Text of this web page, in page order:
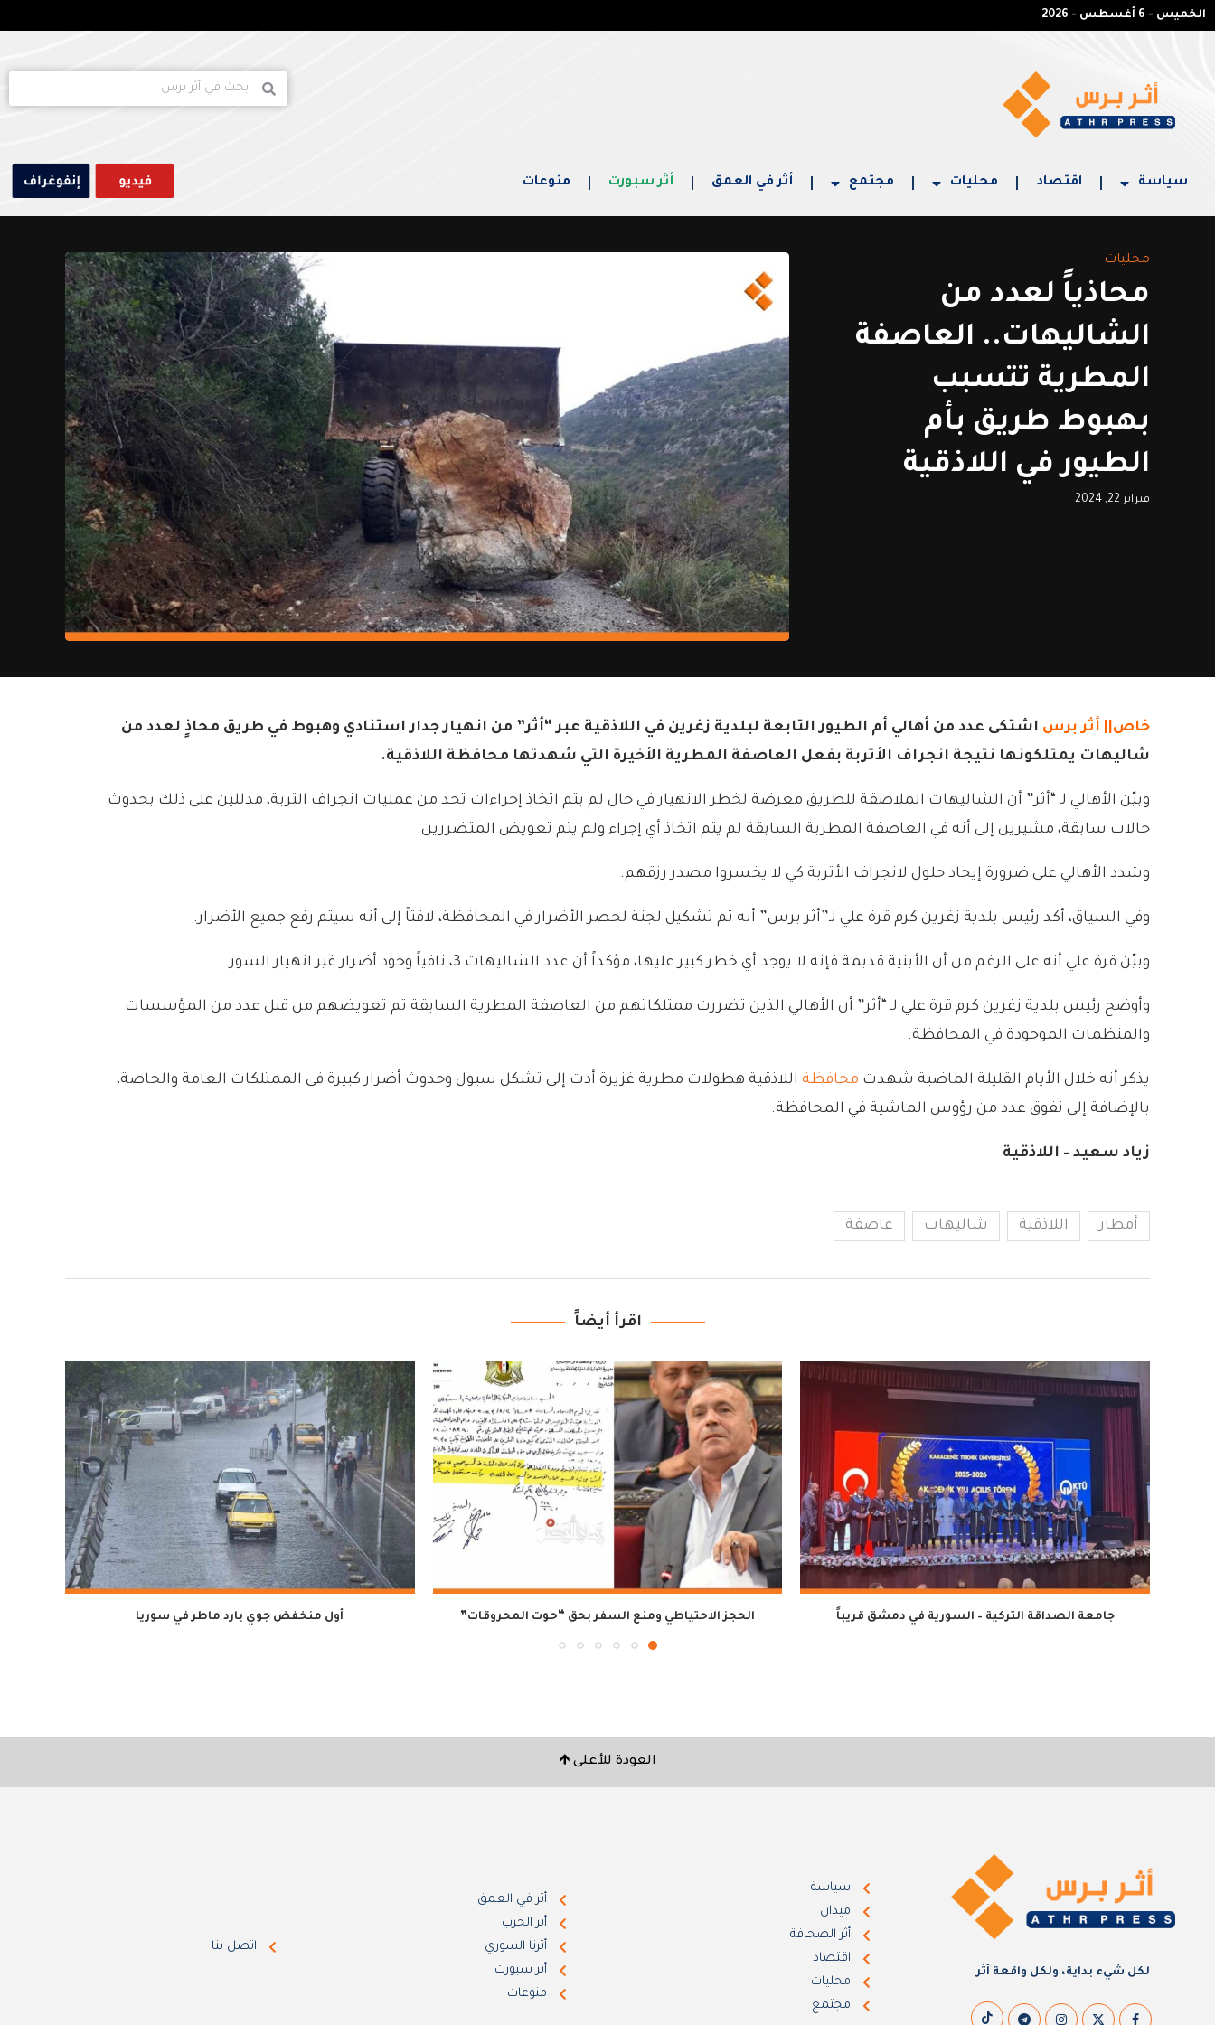
الخميس - 6 أغسطس - 2026
سياسة اقتصاد محليات مجتمع أثر في العمق أثر سبورت منوعات
محليات
محاذياً لعدد من
الشاليهات.. العاصفة
المطرية تتسبب
بهبوط طريق بأم
الطيور في اللاذقية
فبراير 22, 2024
خاص|| أثر برس اشتكى عدد من أهالي أم الطيور التابعة لبلدية زغرين في اللاذقية عبر “أثر” من انهيار جدار استنادي وهبوط في طريق محاذٍ لعدد من
شاليهات يمتلكونها نتيجة انجراف الأتربة بفعل العاصفة المطرية الأخيرة التي شهدتها محافظة اللاذقية.
وبيّن الأهالي لـ “أثر” أن الشاليهات الملاصقة للطريق معرضة لخطر الانهيار في حال لم يتم اتخاذ إجراءات تحد من عمليات انجراف التربة، مدللين على ذلك بحدوث
حالات سابقة، مشيرين إلى أنه في العاصفة المطرية السابقة لم يتم اتخاذ أي إجراء ولم يتم تعويض المتضررين.
وشدد الأهالي على ضرورة إيجاد حلول لانجراف الأتربة كي لا يخسروا مصدر رزقهم.
وفي السياق، أكد رئيس بلدية زغرين كرم قرة علي لـ”أثر برس” أنه تم تشكيل لجنة لحصر الأضرار في المحافظة، لافتاً إلى أنه سيتم رفع جميع الأضرار.
وبيّن قرة علي أنه على الرغم من أن الأبنية قديمة فإنه لا يوجد أي خطر كبير عليها، مؤكداً أن عدد الشاليهات 3، نافياً وجود أضرار غير انهيار السور.
وأوضح رئيس بلدية زغرين كرم قرة علي لـ “أثر” أن الأهالي الذين تضررت ممتلكاتهم من العاصفة المطرية السابقة تم تعويضهم من قبل عدد من المؤسسات
والمنظمات الموجودة في المحافظة.
يذكر أنه خلال الأيام القليلة الماضية شهدت محافظة اللاذقية هطولات مطرية غزيرة أدت إلى تشكل سيول وحدوث أضرار كبيرة في الممتلكات العامة والخاصة،
بالإضافة إلى نفوق عدد من رؤوس الماشية في المحافظة.
زياد سعيد – اللاذقية
أمطار اللاذقية شاليهات عاصفة
اقرأ أيضاً
جامعة الصداقة التركية – السورية في دمشق قريباً الحجز الاحتياطي ومنع السفر بحق “حوت المحروقات” أول منخفض جوي بارد ماطر في سوريا
العودة للأعلى 🡹
لكل شيء بداية، ولكل واقعة أثر
سياسة
ميدان
أثر الصحافة
اقتصاد
محليات
مجتمع
أثر في العمق
أثر الحرب
أثرنا السوري
أثر سبورت
منوعات
اتصل بنا